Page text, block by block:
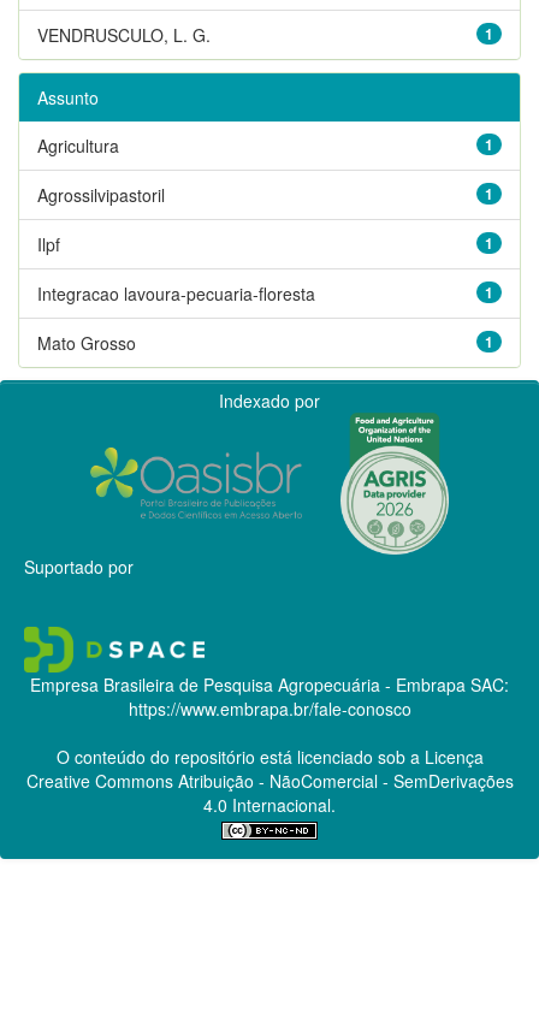
1
VENDRUSCULO, L. G.
Assunto
1
Agricultura
1
Agrossilvipastoril
1
Ilpf
1
Integracao lavoura-pecuaria-floresta
1
Mato Grosso
Indexado por
Suportado por
Empresa Brasileira de Pesquisa Agropecuária - Embrapa SAC:
https://www.embrapa.br/fale-conosco
O conteúdo do repositório está licenciado sob a Licença
Creative CommonsAtribuição - NãoComercial - SemDerivações
4.0 Internacional.